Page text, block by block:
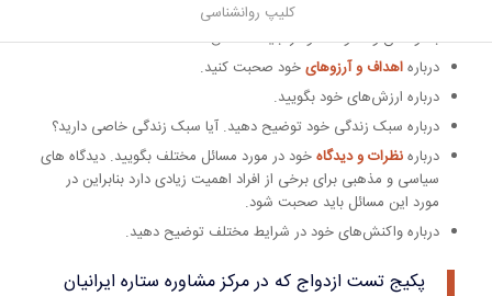
کلیپ روانشناسی
درباره خانواده و دوستان خود بپرسید.دو طرف میزان اهمیت و ارتباط
با دوستان و خانواده خود را باید مشخص کنند.
دربارهاهداف و آرزوهایخود صحبت کنید.
درباره ارزش‌های خود بگویید.
درباره سبک زندگی خود توضیح دهید. آیا سبک زندگی خاصی دارید؟
دربارهنظرات و دیدگاهخود در مورد مسائل مختلف بگویید. دیدگاه های
سیاسی و مذهبی برای برخی از افراد اهمیت زیادی دارد بنابراین در
مورد این مسائل باید صحبت شود.
درباره واکنش‌های خود در شرایط مختلف توضیح دهید.
پکیج تست ازدواج که در مرکز مشاوره ستاره ایرانیان